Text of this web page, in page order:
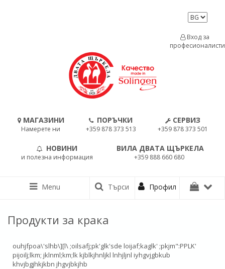
МАГАЗИНИ
Намерете ни
ПОРЪЧКИ
+359 878 373 513
СЕРВИЗ
+359 878 373 501
НОВИНИ
и полезна информация
ВИЛА ДВАТА ЩЪРКЕЛА
+359 888 660 680
Вход за
професионалисти
Menu Търси Профил
Продукти за крака
ouhjfpoa\'slhb\][l\ ;oilsafj;pk'glk'sde loijaf;kaglk' ;pkjm":PPLK'
pijoilj;lkm; jklnml;km;lk kjblkjhnljkl lnhjljnl iyhgvjgbkub
khvjbgjhkjkbn jhgvjbkjhb